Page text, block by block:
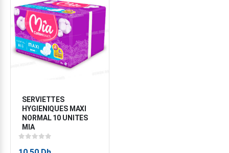
SERVIETTES
HYGIENIQUES MAXI
NORMAL 10 UNITES
MIA